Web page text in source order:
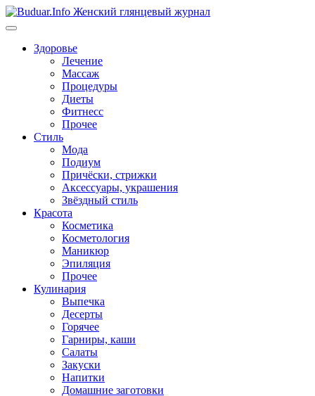
Перейти
к
Здоровье
Лечение
Массаж
Процедуры
Диеты
Фитнесс
Прочее
Стиль
Мода
Подиум
Причёски, стрижки
Аксессуары, украшения
Звёздный стиль
Красота
Косметика
Косметология
Маникюр
Эпиляция
Прочее
Кулинария
Выпечка
Десерты
Горячее
Гарниры, каши
Салаты
Закуски
Напитки
Домашние заготовки